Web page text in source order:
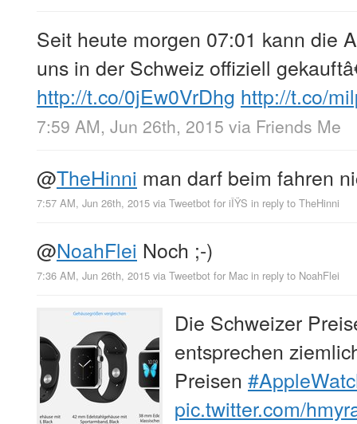
Seit heute morgen 07:01 kann die
uns in der Schweiz offiziell
http://t.co/0jEw0VrDhg http://t.co/
7:59 AM, Jun 26th, 2015 via Friends Me
@TheHinni man darf beim fahren
7:57 AM, Jun 26th, 2015 via Tweetbot for iÎŸS in reply to TheHinni
@NoahFlei Noch ;-)
7:36 AM, Jun 26th, 2015 via Tweetbot for Mac in reply to NoahFlei
Die Schweizer
entsprechen
Preisen
pic.twitter.com/